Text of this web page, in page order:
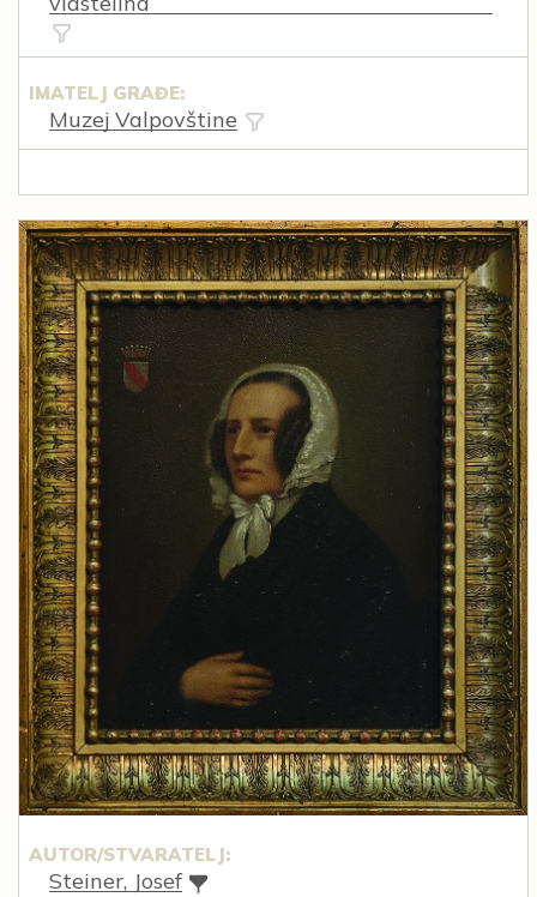
IMATELJ GRAĐE:
Muzej Valpovštine
AUTOR/STVARATELJ:
Steiner, Josef